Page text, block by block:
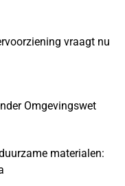
vraagt nu
Omgevingswet
materialen: